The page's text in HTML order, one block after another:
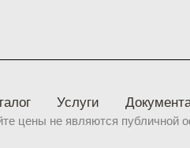
Услуги
цены не являются публичной